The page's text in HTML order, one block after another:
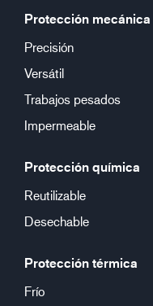
Protección mecánica
Precisión
Versátil
Trabajos pesados
Impermeable
Protección química
Reutilizable
Desechable
Protección térmica
Frío